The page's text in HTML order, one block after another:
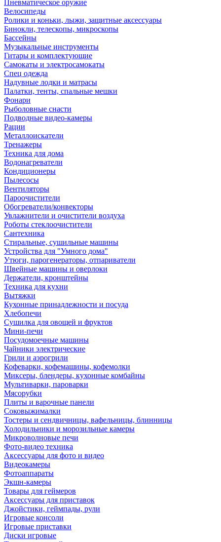
Пневматическое оружие
Велосипеды
Ролики и коньки, лыжи, защитные аксессуары
Бинокли, телескопы, микроскопы
Бассейны
Музыкальные инструменты
Гитары и комплектующие
Самокаты и электросамокаты
Спец одежда
Надувные лодки и матрасы
Палатки, тенты, спальные мешки
Фонари
Рыболовные снасти
Подводные видео-камеры
Рации
Металлоискатели
Тренажеры
Техника для дома
Водонагреватели
Кондиционеры
Пылесосы
Вентиляторы
Пароочистители
Обогреватели/конвекторы
Увлажнители и очистители воздуха
Роботы стеклоочистители
Сантехника
Стиральные, сушильные машины
Устройства для "Умного дома"
Утюги, парогенераторы, отпариватели
Швейные машины и оверлоки
Держатели, кронштейны
Техника для кухни
Вытяжки
Кухонные принадлежности и посуда
Хлебопечи
Сушилка для овощей и фруктов
Мини-печи
Посудомоечные машины
Чайники электрические
Грили и аэрогрили
Кофеварки, кофемашины, кофемолки
Миксеры, блендеры, кухонные комбайны
Мультиварки, пароварки
Мясорубки
Плиты и варочные панели
Соковыжималки
Тостеры и сендвичницы, вафельницы, блинницы
Холодильники и морозильные камеры
Микроволновые печи
Фото-видео техника
Аксессуары для фото и видео
Видеокамеры
Фотоаппараты
Экшн-камеры
Товары для геймеров
Аксессуары для приставок
Джойстики, геймпады, рули
Игровые консоли
Игровые приставки
Диски игровые